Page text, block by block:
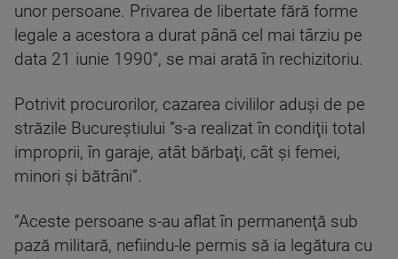
unor persoane. Privarea de libertate fără forme
legale a acestora a durat până cel mai târziu pe
data 21 iunie 1990”, se mai arată în rechizitoriu.
Potrivit procurorilor, cazarea civililor aduşi de pe
străzile Bucureştiului ”s-a realizat în condiţii total
improprii, în garaje, atât bărbaţi, cât şi femei,
minori şi bătrâni”.
”Aceste persoane s-au aflat în permanenţă sub
pază militară, nefiindu-le permis să ia legătura cu